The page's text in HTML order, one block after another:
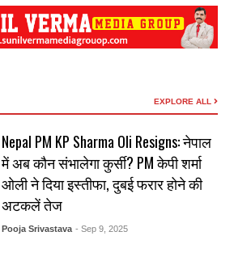
EXPLORE ALL
Nepal PM KP Sharma Oli Resigns: नेपाल
में अब कौन संभालेगा कुर्सी? PM केपी शर्मा
ओली ने दिया इस्तीफा, दुबई फरार होने की
अटकलें तेज
Pooja Srivastava - Sep 9, 2025